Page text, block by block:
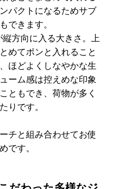
パクトになるためサブ
できます。
方向に入る大きさ。上
めてポンと入れること
ほどよくしなやかな生
ーム感は控えめな印象
ともでき、荷物が多く
りです。
チと組み合わせてお使
です。